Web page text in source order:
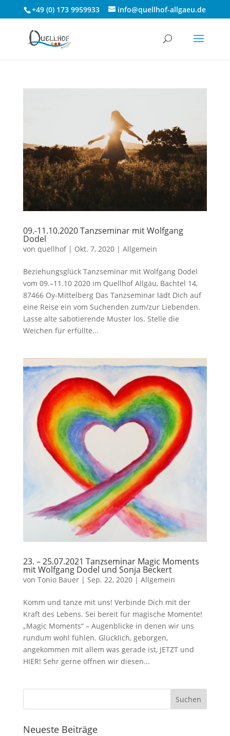
+49 (0) 173 9959933 info@quellhof-allgaeu.de
09.-11.10.2020 Tanzseminar mit Wolfgang
Dodel
von quellhof| Okt. 7, 2020| Allgemein
Beziehungsglück Tanzseminar mit Wolfgang Dodel
vom 09.–11.10 2020 im Quellhof Allgäu, Bachtel 14,
87466 Oy-Mittelberg Das Tanzseminar lädt Dich auf
eine Reise ein vom Suchenden zum/zur Liebenden.
Lasse alte sabotierende Muster los. Stelle die
Weichen für erfüllte...
23. – 25.07.2021 Tanzseminar Magic Moments
mit Wolfgang Dodel und Sonja Beckert
von Tonio Bauer| Sep. 22, 2020| Allgemein
Komm und tanze mit uns! Verbinde Dich mit der
Kraft des Lebens. Sei bereit für magische Momente!
„Magic Moments“ – Augenblicke in denen wir uns
rundum wohl fühlen. Glücklich, geborgen,
angekommen mit allem was gerade ist, JETZT und
HIER! Sehr gerne öffnen wir diesen...
Neueste Beiträge